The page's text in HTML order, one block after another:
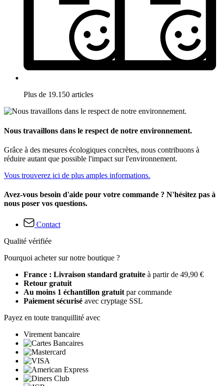
Plus de 19.150 articles
Nous travaillons dans le respect de notre environnement.
Grâce à des mesures écologiques concrètes, nous contribuons à
réduire autant que possible l'impact sur l'environnement.
Vous trouverez ici de plus amples informations.
Avez-vous besoin d'aide pour votre commande ? N'hésitez pas à
nous poser vos questions.
Contact
Qualité vérifiée
Pourquoi acheter sur notre boutique ?
France : Livraison standard gratuite à partir de 49,90 €
Retour gratuit
Au moins 1 échantillon gratuitpar commande
Paiement sécurisé avec cryptage SSL
Payez en toute tranquillité avec
Virement bancaire